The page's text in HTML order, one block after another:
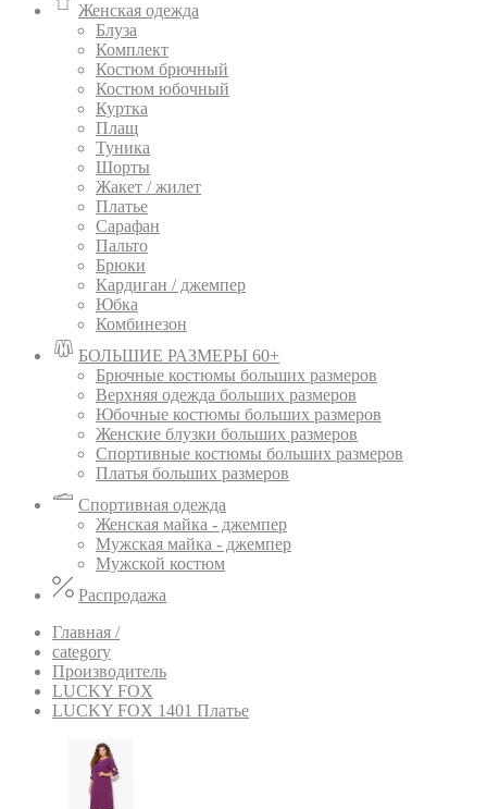
Женская одежда
Блуза
Комплект
Костюм брючный
Костюм юбочный
Куртка
Плащ
Туника
Шорты
Жакет / жилет
Платье
Сарафан
Пальто
Брюки
Кардиган / джемпер
Юбка
Комбинезон
БОЛЬШИЕ РАЗМЕРЫ 60+
Брючные костюмы больших размеров
Верхняя одежда больших размеров
Юбочные костюмы больших размеров
Женские блузки больших размеров
Спортивные костюмы больших размеров
Платья больших размеров
Спортивная одежда
Женская майка - джемпер
Мужская майка - джемпер
Мужской костюм
Распродажа
Главная /
category
Производитель
LUCKY FOX
LUCKY FOX 1401 Платье